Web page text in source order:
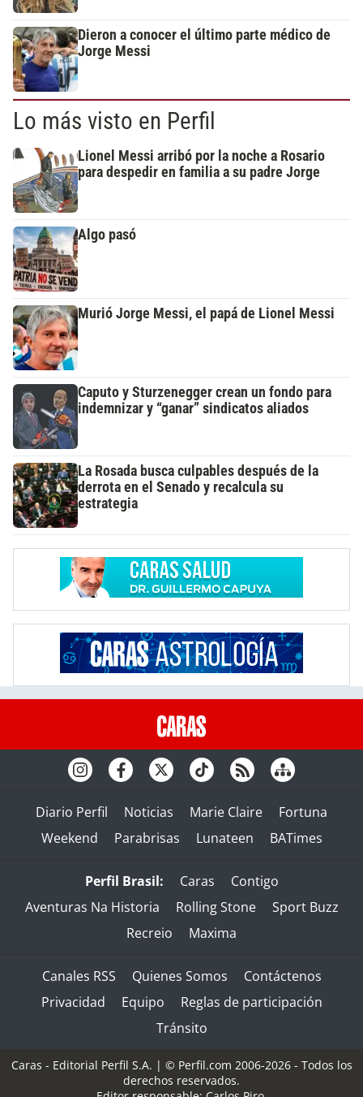
Dieron a conocer el último parte médico de
Jorge Messi
Lo más visto en Perfil
Lionel Messi arribó por la noche a Rosario
para despedir en familia a su padre Jorge
Algo pasó
Murió Jorge Messi, el papá de Lionel Messi
Caputo y Sturzenegger crean un fondo para
indemnizar y “ganar” sindicatos aliados
La Rosada busca culpables después de la
derrota en el Senado y recalcula su
estrategia
Diario Perfil Noticias Marie Claire
Fortuna
Weekend
Parabrisas Lunateen BATimes
Perfil Brasil: Caras
Contigo
Aventuras Na Historia
Rolling Stone
Sport Buzz
Recreio
Maxima
Canales RSS Quienes Somos
Contáctenos
Privacidad
Equipo
Reglas de participación
Tránsito
Caras - Editorial Perfil S.A. | © Perfil.com 2006-2026 - Todos los
derechos reservados.